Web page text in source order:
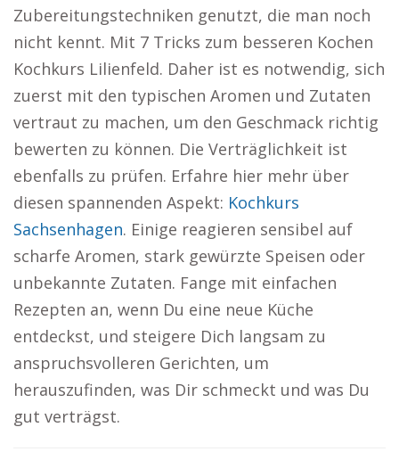
Zubereitungstechniken genutzt, die man noch
nicht kennt. Mit 7 Tricks zum besseren Kochen
Kochkurs Lilienfeld. Daher ist es notwendig, sich
zuerst mit den typischen Aromen und Zutaten
vertraut zu machen, um den Geschmack richtig
bewerten zu können. Die Verträglichkeit ist
ebenfalls zu prüfen. Erfahre hier mehr über
diesen spannenden Aspekt: Kochkurs
Sachsenhagen. Einige reagieren sensibel auf
scharfe Aromen, stark gewürzte Speisen oder
unbekannte Zutaten. Fange mit einfachen
Rezepten an, wenn Du eine neue Küche
entdeckst, und steigere Dich langsam zu
anspruchsvolleren Gerichten, um
herauszufinden, was Dir schmeckt und was Du
gut verträgst.